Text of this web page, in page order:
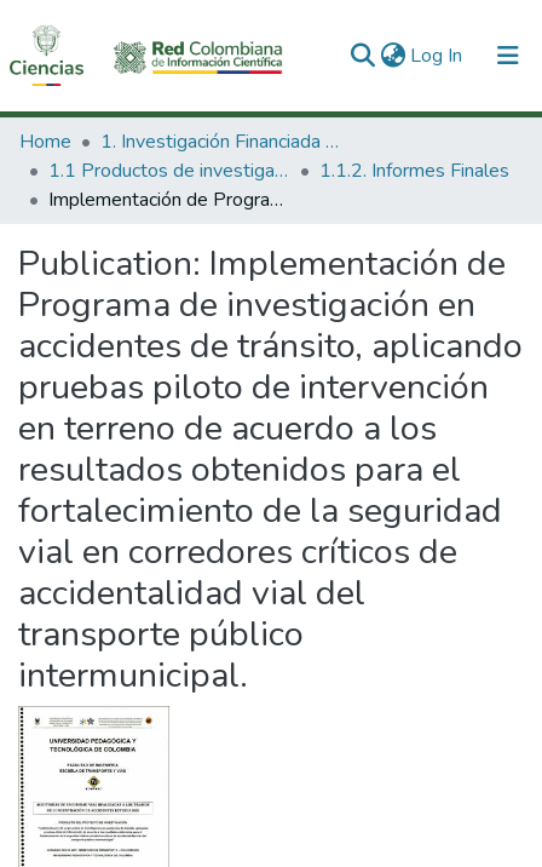
Log In (current)
Communities & Collections
All of DSpace
Home
1. Investigación Financiada con Recursos Públicos
1.1 Productos de investigación
1.1.2. Informes Finales
Implementación de Programa de investigación en accidentes de tránsito, aplicando pruebas piloto de intervención en terreno de acuerdo a los resultados obtenidos para el fortalecimiento de la seguridad vial en corredores críticos de accidentalidad vial del transporte público intermunicipal.
Publication: Implementación de
Programa de investigación en
accidentes de tránsito, aplicando
pruebas piloto de intervención
en terreno de acuerdo a los
resultados obtenidos para el
fortalecimiento de la seguridad
vial en corredores críticos de
accidentalidad vial del
transporte público
intermunicipal.